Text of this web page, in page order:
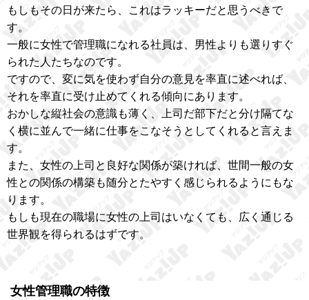
もしもその日が来たら、これはラッキーだと思うべきで
す。
一般に女性で管理職になれる社員は、男性よりも選りすぐ
られた人たちなのです。
ですので、変に気を使わず自分の意見を率直に述べれば、
それを率直に受け止めてくれる傾向にあります。
おかしな縦社会の意識も薄く、上司だ部下だと分け隔てな
く横に並んで一緒に仕事をこなそうとしてくれると言えま
す。
また、女性の上司と良好な関係が築ければ、世間一般の女
性との関係の構築も随分とたやすく感じられるようにもな
ります。
もしも現在の職場に女性の上司はいなくても、広く通じる
世界観を得られるはずです。
女性管理職の特徴